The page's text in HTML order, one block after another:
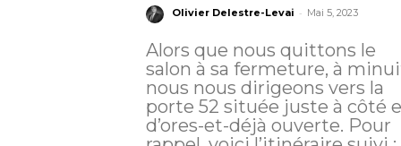
Olivier Delestre-Levai - Mai 5, 2023
Alors que nous quittons le
salon à sa fermeture, à
nous nous dirigeons vers la
porte 52 située juste à côté
d’ores-et-déjà ouverte. Pour